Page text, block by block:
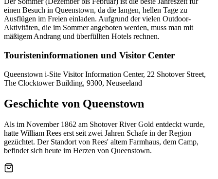
einen Besuch in Queenstown, da die langen, hellen Tage zu
Ausflügen im Freien einladen. Aufgrund der vielen Outdoor-
Aktivitäten, die im Sommer angeboten werden, muss man mit
mäßigem Andrang und überfüllten Hotels rechnen.
Touristeninformationen und Visitor Center
Queenstown i-Site Visitor Information Center, 22 Shotover Street,
The Clocktower Building, 9300, Neuseeland
Geschichte von Queenstown
Als im November 1862 am Shotover River Gold entdeckt wurde,
hatte William Rees erst seit zwei Jahren Schafe in der Region
gezüchtet. Der Standort von Rees' altem Farmhaus, dem Camp,
befindet sich heute im Herzen von Queenstown.